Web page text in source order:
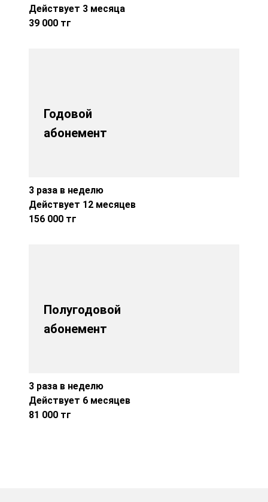
Действует 3 месяца
39 000 тг
Годовой
абонемент
3 раза в неделю
Действует 12 месяцев
156 000 тг
Полугодовой
абонемент
3 раза в неделю
Действует 6 месяцев
81 000 тг